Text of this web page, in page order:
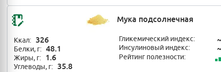
Мука подсолнечная
Ккал: 326
Белки, г: 48.1
Жиры, г: 1.6
Углеводы, г: 35.8
Гликемический индекс: ~
Инсулиновый индекс: ~
Рейтинг полезности: